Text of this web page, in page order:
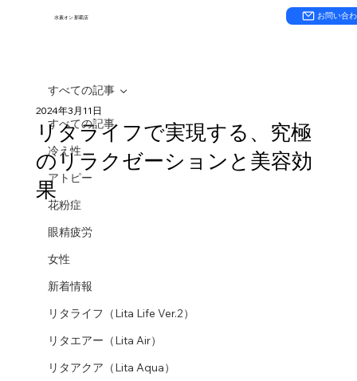
水素オン 那覇店 お問い合
すべての記事
冷え性
アトピー
花粉症
眼精疲労
女性
新着情報
リタライフ（Lita Life Ver.2）
リタエアー（Lita Air）
リタアクア（Lita Aqua）
すべての記事
リタライフで実現する、究極
のリラクゼーションと美容効
果
2024年3月11日